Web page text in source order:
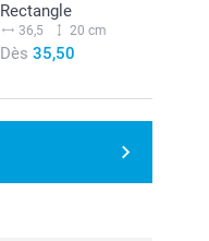
Rectangle
36,5 20 cm
Dès 35,50